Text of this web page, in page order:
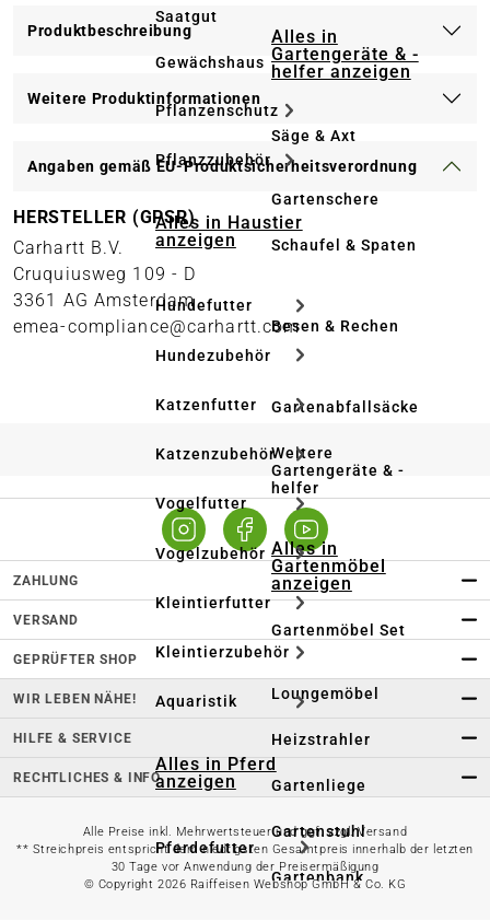
Saatgut
Gewächshaus
Pflanzenschutz
Pflanzzubehör
Alles in Haustier
anzeigen
Hundefutter
Hundezubehör
Katzenfutter
Katzenzubehör
Vogelfutter
Vogelzubehör
Kleintierfutter
Kleintierzubehör
Aquaristik
Alles in Pferd
anzeigen
Pferdefutter
Alles in
Gartengeräte & -
helfer anzeigen
Säge & Axt
Gartenschere
Schaufel & Spaten
Besen & Rechen
Gartenabfallsäcke
Weitere
Gartengeräte & -
helfer
Alles in
Gartenmöbel
anzeigen
Gartenmöbel Set
Loungemöbel
Heizstrahler
Gartenliege
Gartenstuhl
Gartenbank
Produktbeschreibung
Weitere Produktinformationen
Angaben gemäß EU-Produktsicherheitsverordnung
HERSTELLER (GPSR)
Carhartt B.V.
Cruquiusweg 109 - D
3361 AG Amsterdam
emea-compliance@carhartt.com
ZAHLUNG
VERSAND
GEPRÜFTER SHOP
WIR LEBEN NÄHE!
HILFE & SERVICE
RECHTLICHES & INFO
Alle Preise inkl. Mehrwertsteuer und ggf. zzgl. Versand
** Streichpreis entspricht dem niedrigsten Gesamtpreis innerhalb der letzten
30 Tage vor Anwendung der Preisermäßigung
© Copyright 2026 Raiffeisen Webshop GmbH & Co. KG